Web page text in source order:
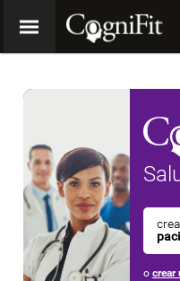
o crear